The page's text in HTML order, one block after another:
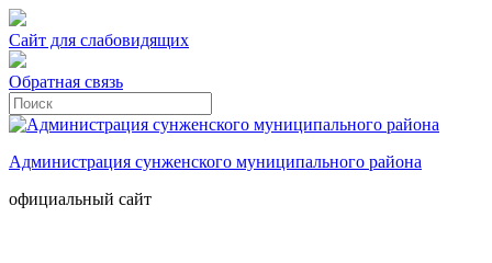
Сайт для слабовидящих
Обратная связь
Администрация сунженского муниципального района
официальный сайт